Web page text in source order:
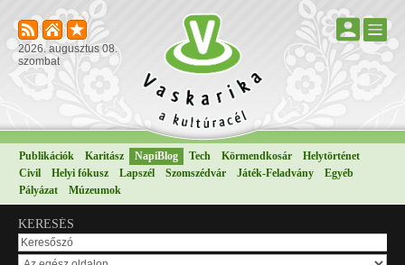
2026. augusztus 08.
szombat
Publikációk Karitász NapiBlog Tech Körmendkosár
Helytörténet
Civil
Helyi fókusz Lapszél Szomszédvár Játék-Feladvány
Egyéb
Pályázat
Múzeumok
KERESÉS